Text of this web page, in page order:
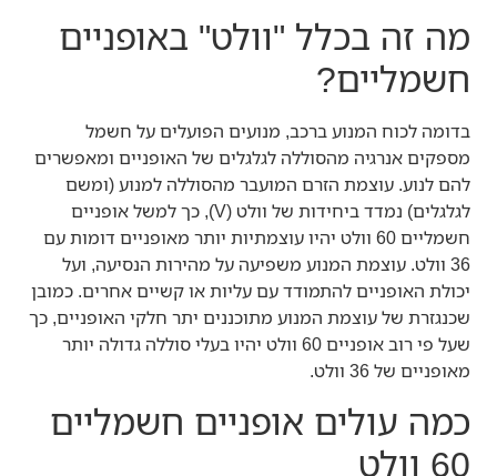
מה זה בכלל "וולט" באופניים
חשמליים?
בדומה לכוח המנוע ברכב, מנועים הפועלים על חשמל
מספקים אנרגיה מהסוללה לגלגלים של האופניים ומאפשרים
להם לנוע. עוצמת הזרם המועבר מהסוללה למנוע (ומשם
לגלגלים) נמדד ביחידות של וולט (V), כך למשל אופניים
חשמליים 60 וולט יהיו עוצמתיות יותר מאופניים דומות עם
36 וולט. עוצמת המנוע משפיעה על מהירות הנסיעה, ועל
יכולת האופניים להתמודד עם עליות או קשיים אחרים. כמובן
שכנגזרת של עוצמת המנוע מתוכננים יתר חלקי האופניים, כך
שעל פי רוב אופניים 60 וולט יהיו בעלי סוללה גדולה יותר
מאופניים של 36 וולט.
כמה עולים אופניים חשמליים
60 וולט